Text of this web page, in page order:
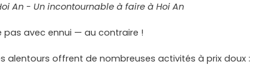
An - Un incontournable à faire à Hoi An
pas avec ennui — au contraire !
alentours offrent de nombreuses activités à prix doux :